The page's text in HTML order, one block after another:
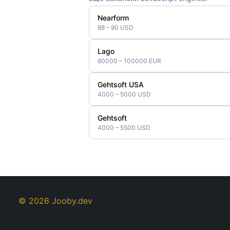
Nearform
88 – 90 USD
Lago
60000 – 100000 EUR
Gehtsoft USA
4000 – 5000 USD
Gehtsoft
4000 – 5500 USD
© 2026 Jooby.dev